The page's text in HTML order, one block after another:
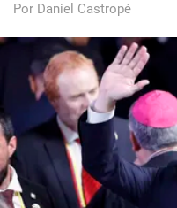
Por Daniel Castropé